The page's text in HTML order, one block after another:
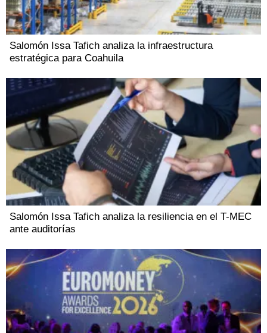
Salomón Issa Tafich analiza la infraestructura
estratégica para Coahuila
Salomón Issa Tafich analiza la resiliencia en el T-MEC
ante auditorías